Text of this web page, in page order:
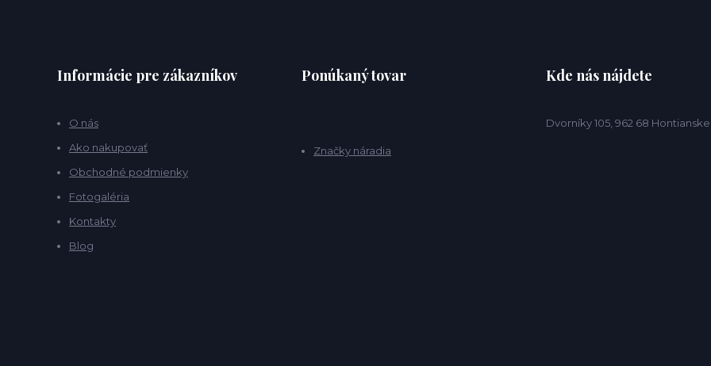
Informácie pre zákazníkov
O nás
Ako nakupovať
Obchodné podmienky
Fotogaléria
Kontakty
Blog
Ponúkaný tovar
Značky náradia
Kde nás nájdete
Dvorníky 105, 962 68